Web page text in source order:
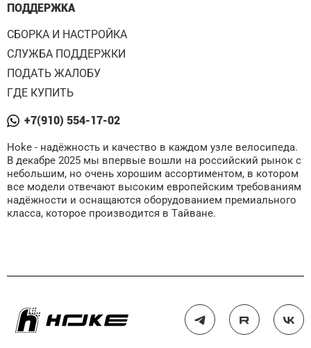
ПОДДЕРЖКА
СБОРКА И НАСТРОЙКА
СЛУЖБА ПОДДЕРЖКИ
ПОДАТЬ ЖАЛОБУ
ГДЕ КУПИТЬ
+7(910) 554-17-02
Hoke - надёжность и качество в каждом узле велосипеда.
В декабре 2025 мы впервые вошли на российский рынок с
небольшим, но очень хорошим ассортиментом, в котором
все модели отвечают высоким европейским требованиям
надёжности и оснащаются оборудованием премиального
класса, которое производится в Тайване.